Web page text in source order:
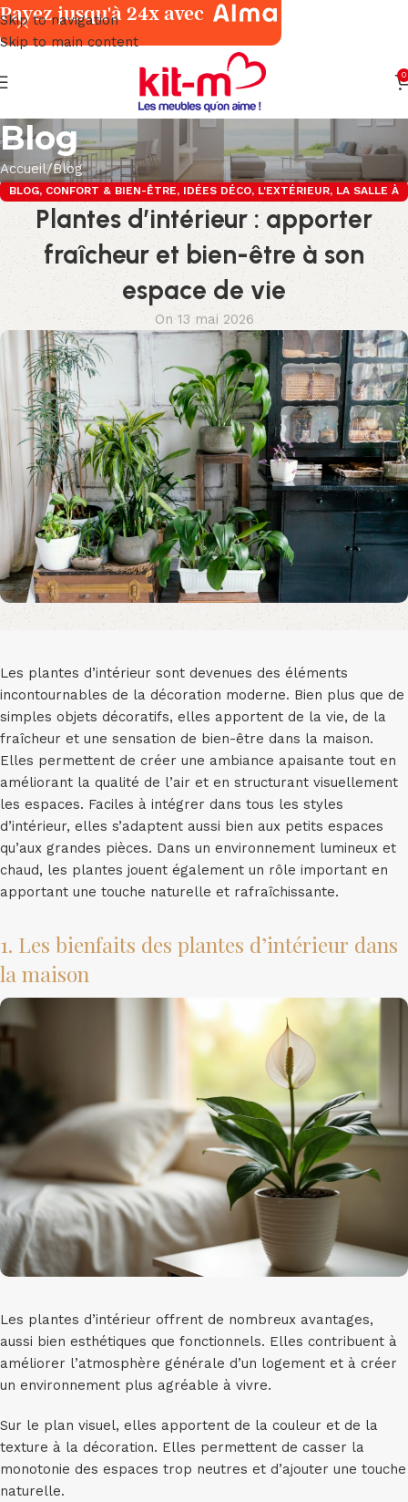
Skip to navigation
Skip to main content
0
Blog
Accueil Blog
BLOG, CONFORT & BIEN-ÊTRE, IDÉES DÉCO, L'EXTÉRIEUR, LA SALLE À
MANGER
Plantes d’intérieur : apporter
fraîcheur et bien-être à son
espace de vie
On 13 mai 2026
Les plantes d’intérieur sont devenues des éléments
incontournables de la décoration moderne. Bien plus que de
simples objets décoratifs, elles apportent de la vie, de la
fraîcheur et une sensation de bien-être dans la maison.
Elles permettent de créer une ambiance apaisante tout en
améliorant la qualité de l’air et en structurant visuellement
les espaces. Faciles à intégrer dans tous les styles
d’intérieur, elles s’adaptent aussi bien aux petits espaces
qu’aux grandes pièces. Dans un environnement lumineux et
chaud, les plantes jouent également un rôle important en
apportant une touche naturelle et rafraîchissante.
1. Les bienfaits des plantes d’intérieur dans
la maison
Les plantes d’intérieur offrent de nombreux avantages,
aussi bien esthétiques que fonctionnels. Elles contribuent à
améliorer l’atmosphère générale d’un logement et à créer
un environnement plus agréable à vivre.
Sur le plan visuel, elles apportent de la couleur et de la
texture à la décoration. Elles permettent de casser la
monotonie des espaces trop neutres et d’ajouter une touche
naturelle.
Payez jusqu'à 24x avec